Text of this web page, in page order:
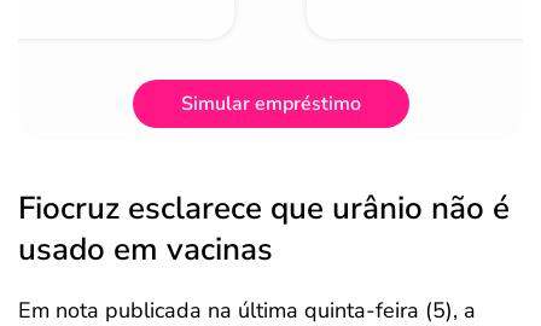
Simular empréstimo
Fiocruz esclarece que urânio não é
usado em vacinas
Em nota publicada na última quinta-feira (5), a